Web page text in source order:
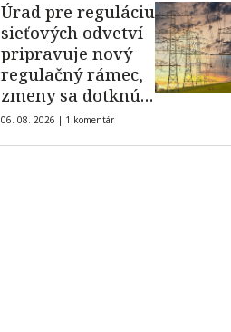
Úrad pre reguláciu
sieťových odvetví
pripravuje nový
regulačný rámec,
zmeny sa dotknú
aj teplárenstva
06. 08. 2026 | 1 komentár